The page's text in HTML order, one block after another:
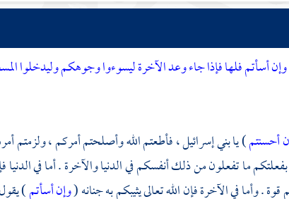
أسأتم فلها فإذا جاء وعد الآخرة ليسوءوا وجوهكم وليدخلوا
أحسنتم) يابني إسرائيل ،فأطعتم الله وأصلحتم أمركم ، ولزمتم
ما تفعلون من ذلك أنفسكم في الدنيا والآخرة . أما في الدنيا
. وأما في الآخرة فإن الله تعالى يثيبكم به جنانه (وإن أسأتم)